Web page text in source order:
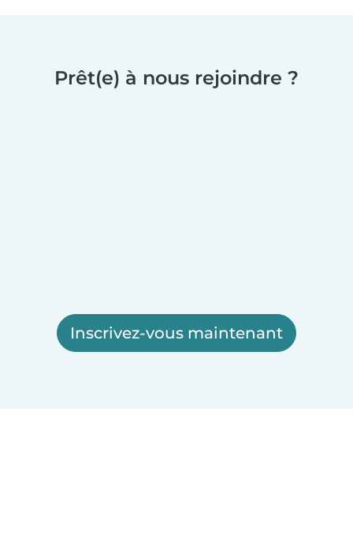
Prêt(e) à nous rejoindre ?
Inscrivez-vous maintenant